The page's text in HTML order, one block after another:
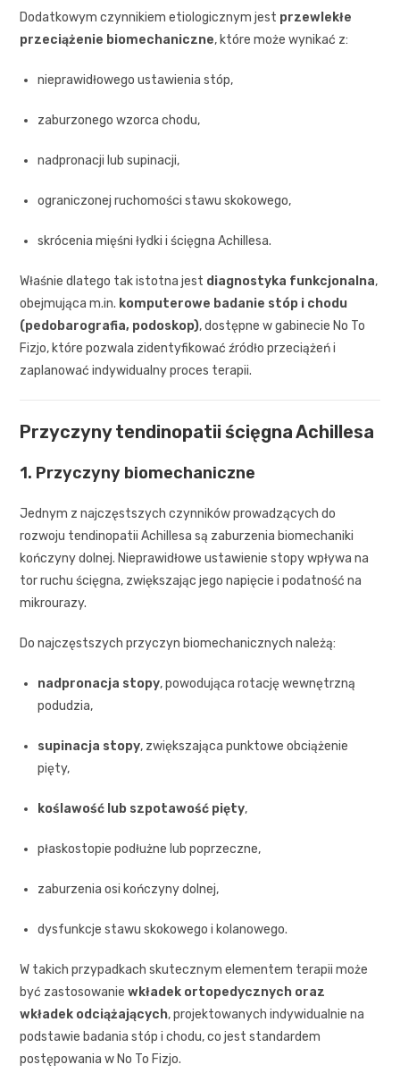
Dodatkowym czynnikiem etiologicznym jest przewlekłe
przeciążenie biomechaniczne, które może wynikać z:
nieprawidłowego ustawienia stóp,
zaburzonego wzorca chodu,
nadpronacji lub supinacji,
ograniczonej ruchomości stawu skokowego,
skrócenia mięśni łydki i ścięgna Achillesa.
Właśnie dlatego tak istotna jest diagnostyka funkcjonalna,
obejmująca m.in. komputerowe badanie stóp i chodu
(pedobarografia, podoskop), dostępne w gabinecie No To
Fizjo, które pozwala zidentyfikować źródło przeciążeń i
zaplanować indywidualny proces terapii.
Przyczyny tendinopatii ścięgna Achillesa
1. Przyczyny biomechaniczne
Jednym z najczęstszych czynników prowadzących do
rozwoju tendinopatii Achillesa są zaburzenia biomechaniki
kończyny dolnej. Nieprawidłowe ustawienie stopy wpływa na
tor ruchu ścięgna, zwiększając jego napięcie i podatność na
mikrourazy.
Do najczęstszych przyczyn biomechanicznych należą:
nadpronacja stopy, powodująca rotację wewnętrzną
podudzia,
supinacja stopy, zwiększająca punktowe obciążenie
pięty,
koślawość lub szpotawość pięty,
płaskostopie podłużne lub poprzeczne,
zaburzenia osi kończyny dolnej,
dysfunkcje stawu skokowego i kolanowego.
W takich przypadkach skutecznym elementem terapii może
być zastosowaniewkładek ortopedycznych oraz
wkładek odciążających, projektowanych indywidualnie na
podstawie badania stóp i chodu, co jest standardem
postępowania w No To Fizjo.